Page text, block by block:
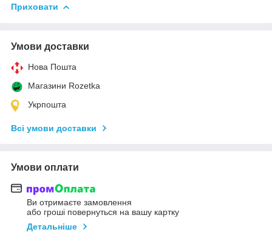
Приховати
Умови доставки
Нова Пошта
Магазини Rozetka
Укрпошта
Всі умови доставки
Умови оплати
Ви отримаєте замовлення
або гроші повернуться на вашу картку
Детальніше